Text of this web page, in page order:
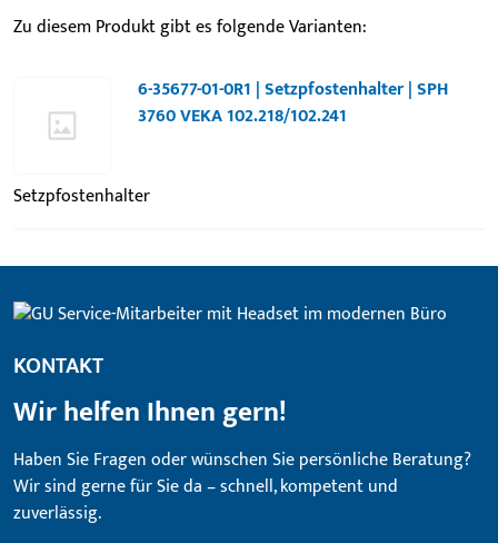
Zu diesem Produkt gibt es folgende Varianten:
6-35677-01-0R1 | Setzpfostenhalter | SPH
3760 VEKA 102.218/102.241
Setzpfostenhalter
KONTAKT
Wir helfen Ihnen gern!
Haben Sie Fragen oder wünschen Sie persönliche Beratung?
Wir sind gerne für Sie da – schnell, kompetent und
zuverlässig.